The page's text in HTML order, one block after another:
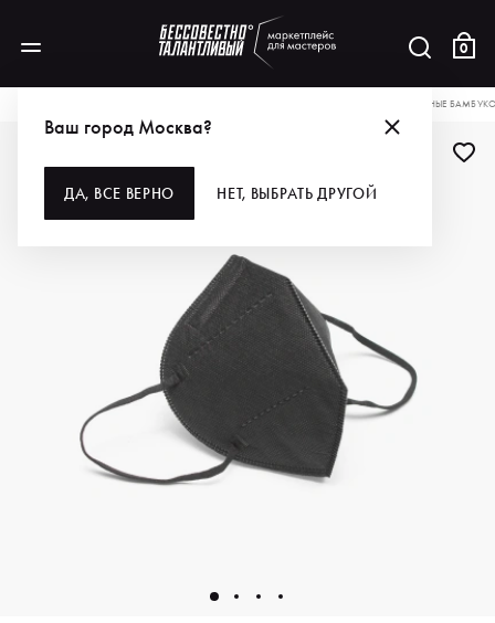
0
Ваш город Москва?
ДА, ВСЕ ВЕРНО НЕТ, ВЫБРАТЬ ДРУГОЙ
JAPURE ЧЕРНЫЕ